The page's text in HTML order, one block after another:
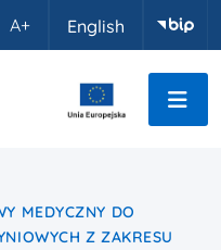
A+ English
MEDYCZNY DO
Z ZAKRESU